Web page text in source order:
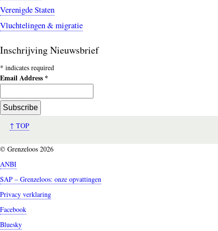
Verenigde Staten
Vluchtelingen & migratie
Inschrijving Nieuwsbrief
* indicates required
Email Address *
↑ TOP
© Grenzeloos 2026
ANBI
SAP – Grenzeloos: onze opvattingen
Privacy verklaring
Facebook
Bluesky